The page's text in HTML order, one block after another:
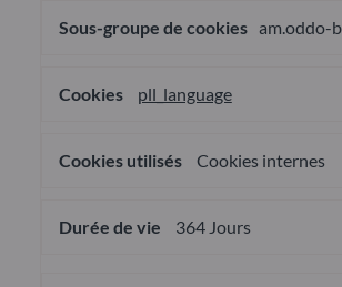
am.oddo-
pll_language
Cookies internes
364 Jours